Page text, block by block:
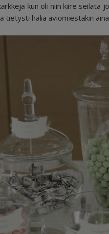
kun oli niin kiire seilata
tietysti halia aviomiestäkin